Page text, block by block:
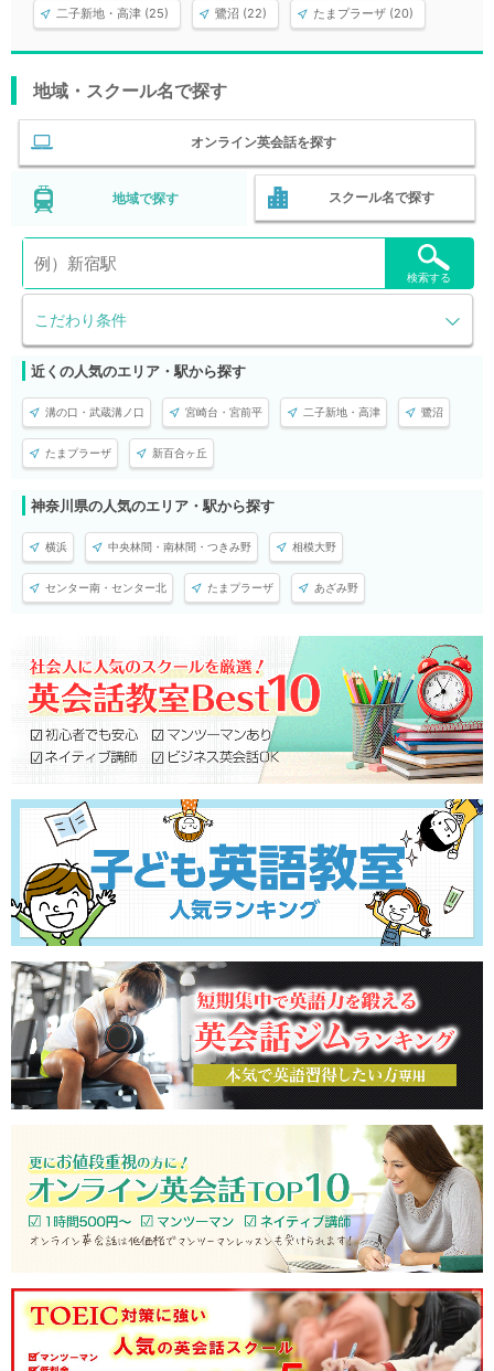
二子新地・高津 (25) 鷺沼 (22) たまプラーザ (20)
地域・スクール名で探す
オンライン英会話を探す
地域で探す スクール名で探す
こだわり条件
検索する
近くの人気のエリア・駅から探す
溝の口・武蔵溝ノ口 宮崎台・宮前平 二子新地・高津 鷺沼
たまプラーザ 新百合ヶ丘
神奈川県の人気のエリア・駅から探す
横浜 中央林間・南林間・つきみ野 相模大野
センター南・センター北 たまプラーザ あざみ野